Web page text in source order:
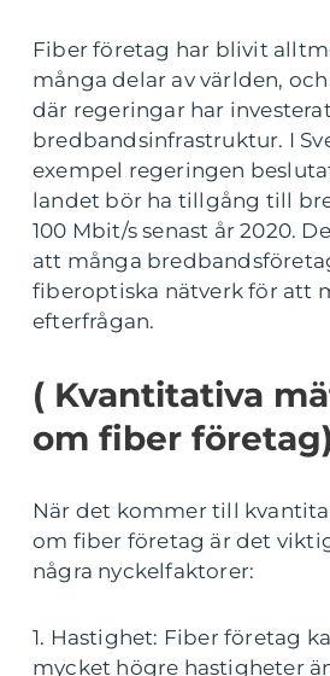
Fiber företag har blivit
många delar av världen,
där regeringar har
bredbandsinfrastruktur. I
exempel regeringen
landet bör ha tillgång till
100 Mbit/s senast år 2020.
att många
fiberoptiska nätverk för att
efterfrågan.
( Kvantitativa
om fiber företag)
När det kommer till
om fiber företag är det
några nyckelfaktorer:
1. Hastighet: Fiber företag
mycket högre hastigheter